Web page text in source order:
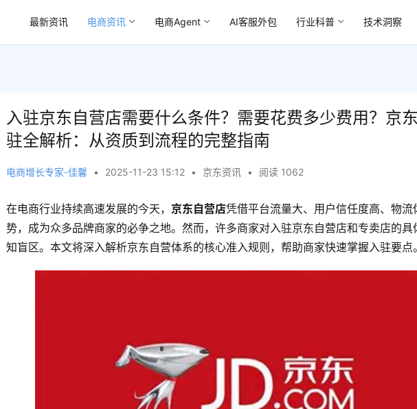
最新资讯 电商资讯 电商Agent AI客服外包 行业科普 技术洞察
入驻京东自营店需要什么条件？需要花费多少费用？京
驻全解析：从资质到流程的完整指南
电商增长专家-佳馨 • 2025-11-23 15:12 • 京东资讯 • 阅读 1062
在电商行业持续高速发展的今天， 京东自营店凭借平台流量大、用户信任度高、物流
势，成为众多品牌商家的必争之地。然而，许多商家对入驻京东自营店和专卖店的具
知盲区。本文将深入解析京东自营体系的核心准入规则，帮助商家快速掌握入驻要点